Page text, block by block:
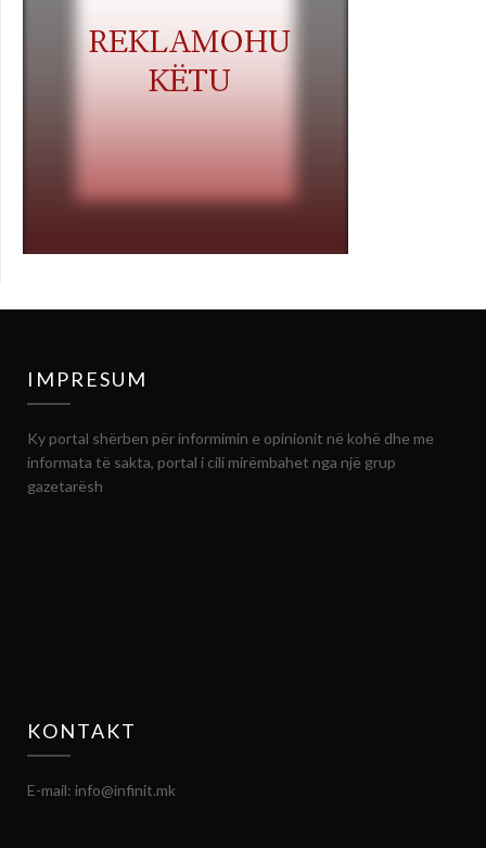
IMPRESUM
Ky portal shërben për informimin e opinionit në kohë dhe me
informata të sakta, portal i cili mirëmbahet nga një grup
gazetarësh
KONTAKT
E-mail: info@infinit.mk